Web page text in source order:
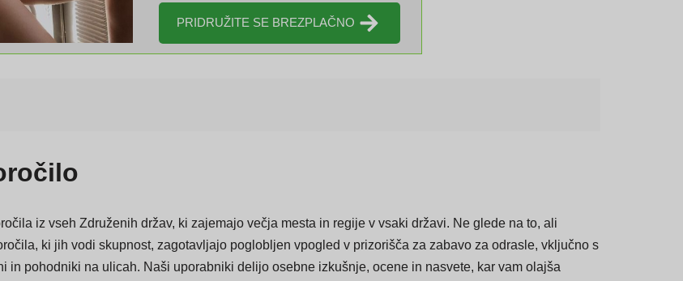
iz vseh Združenih držav, ki zajemajo večja mesta in regije v vsaki državi. Ne glede na to, ali